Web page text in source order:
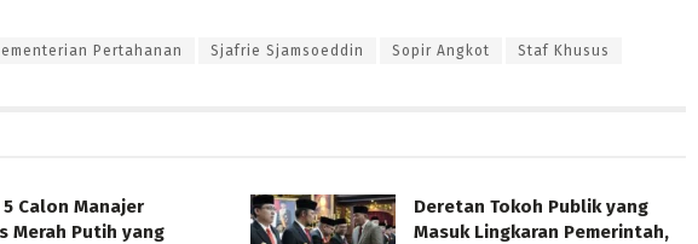
Pertahanan Sjafrie Sjamsoeddin Sopir Angkot Staf Khusus
Calon Manajer
Merah Putih yang
Deretan Tokoh Publik yang
Masuk Lingkaran Pemerintah,